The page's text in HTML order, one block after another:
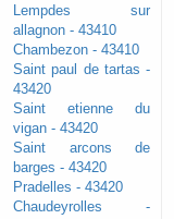
Lempdes sur
allagnon - 43410
Chambezon - 43410
Saint paul de tartas -
43420
Saint etienne du
vigan - 43420
Saint arcons de
barges - 43420
Pradelles - 43420
Chaudeyrolles -